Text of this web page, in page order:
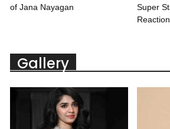
of Jana Nayagan
Super
Reaction
Gallery